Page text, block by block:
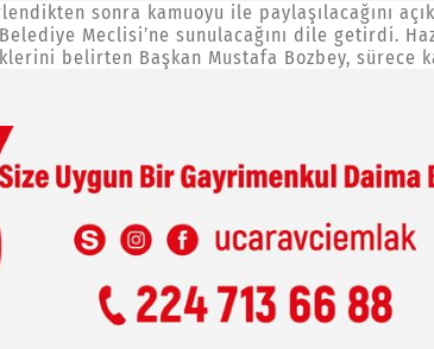
sonra kamuoyu ile paylaşılacağını
Meclisi’ne sunulacağını dile getirdi.
belirten Başkan Mustafa Bozbey, sürece